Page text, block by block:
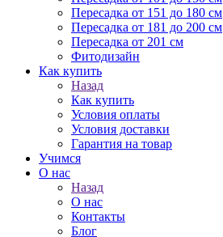
Пересадка от 151 до 180 см
Пересадка от 181 до 200 см
Пересадка от 201 см
Фитодизайн
Как купить
Назад
Как купить
Условия оплаты
Условия доставки
Гарантия на товар
Учимся
О нас
Назад
О нас
Контакты
Блог